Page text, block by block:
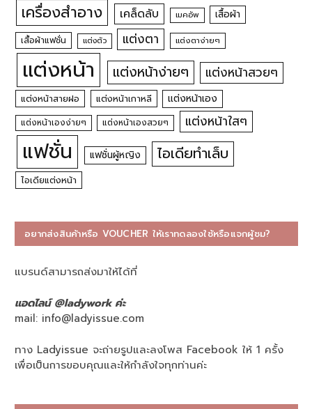
เครื่องสำอาง เคล็ดลับ เมคอัพ เสื้อผ้า
เสื้อผ้าแฟชั่น แต่งตัว แต่งตา แต่งตาง่ายๆ
แต่งหน้า แต่งหน้าง่ายๆ แต่งหน้าสวยๆ
แต่งหน้าสายฝอ แต่งหน้าเกาหลี แต่งหน้าเอง
แต่งหน้าเองง่ายๆ แต่งหน้าเองสวยๆ แต่งหน้าใสๆ
แฟชั่น แฟชั่นผู้หญิง ไอเดียทำเล็บ
ไอเดียแต่งหน้า
อยากส่งสินค้าหรือ VOUCHER ให้เราทดลองใช้หรือแจกผู้ชม?
แบรนด์สามารถส่งมาให้ได้ที่
แอดไลน์ @ladywork ค่ะ
mail: info@ladyissue.com
ทาง Ladyissue จะถ่ายรูปและลงโพส Facebook ให้ 1 ครั้ง
เพื่อเป็นการขอบคุณและให้กำลังใจทุกท่านค่ะ